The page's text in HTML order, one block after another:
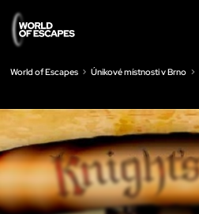
World of Escapes Únikové místnosti v Brno